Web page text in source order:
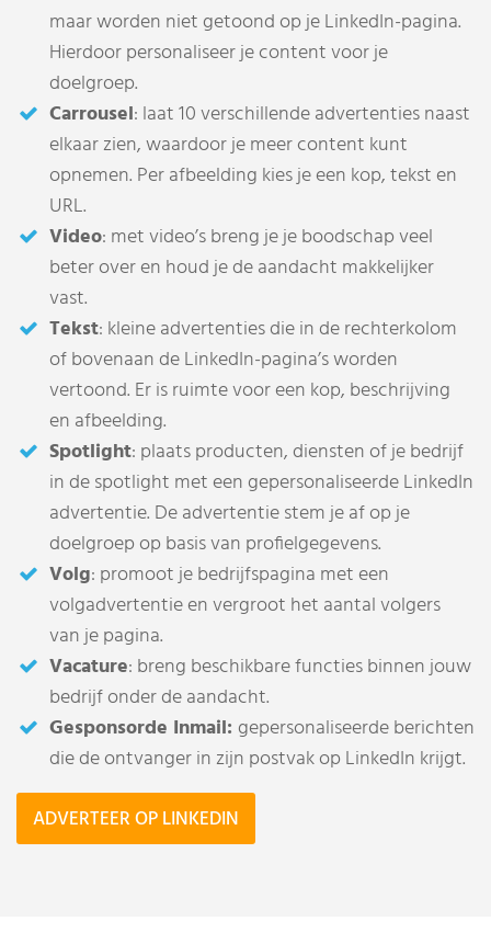
maar worden niet getoond op je LinkedIn-pagina.
Hierdoor personaliseer je content voor je
doelgroep.
Carrousel: laat 10 verschillende advertenties naast
elkaar zien, waardoor je meer content kunt
opnemen. Per afbeelding kies je een kop, tekst en
URL.
Video: met video’s breng je je boodschap veel
beter over en houd je de aandacht makkelijker
vast.
Tekst: kleine advertenties die in de rechterkolom
of bovenaan de LinkedIn-pagina’s worden
vertoond. Er is ruimte voor een kop, beschrijving
en afbeelding.
Spotlight: plaats producten, diensten of je bedrijf
in de spotlight met een gepersonaliseerde LinkedIn
advertentie. De advertentie stem je af op je
doelgroep op basis van profielgegevens.
Volg: promoot je bedrijfspagina met een
volgadvertentie en vergroot het aantal volgers
van je pagina.
Vacature: breng beschikbare functies binnen jouw
bedrijf onder de aandacht.
Gesponsorde Inmail: gepersonaliseerde berichten
die de ontvanger in zijn postvak op LinkedIn krijgt.
ADVERTEER OP LINKEDIN